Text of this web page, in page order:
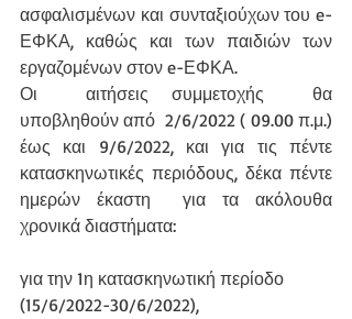
ασφαλισμένων και συνταξιούχων του e-
ΕΦΚΑ, καθώς και των παιδιών των
εργαζομένων στον e-ΕΦΚΑ.
Οι  αιτήσεις συμμετοχής  θα
υποβληθούν από  2/6/2022 ( 09.00 π.μ.)
έως και 9/6/2022, και για τις πέντε
κατασκηνωτικές περιόδους, δέκα πέντε
ημερών έκαστη  για τα ακόλουθα
χρονικά διαστήματα:
για την 1η κατασκηνωτική περίοδο
(15/6/2022-30/6/2022),